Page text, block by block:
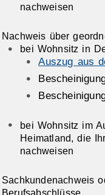
nachweisen
Nachweis über
bei Wohnsitz in
Auszug aus
bei Wohnsitz im
Heimatland, die
nachweisen
Sachkundenachweis
Berufsabschlüsse